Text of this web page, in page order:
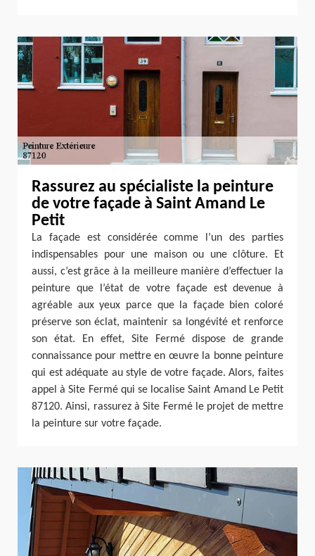
Rassurez au spécialiste la peinture
de votre façade à Saint Amand Le
Petit
La façade est considérée comme l’un des parties
indispensables pour une maison ou une clôture. Et
aussi, c’est grâce à la meilleure manière d’effectuer la
peinture que l’état de votre façade est devenue à
agréable aux yeux parce que la façade bien coloré
préserve son éclat, maintenir sa longévité et renforce
son état. En effet, Site Fermé dispose de grande
connaissance pour mettre en œuvre la bonne peinture
qui est adéquate au style de votre façade. Alors, faites
appel à Site Fermé qui se localise Saint Amand Le Petit
87120. Ainsi, rassurez à Site Fermé le projet de mettre
la peinture sur votre façade.